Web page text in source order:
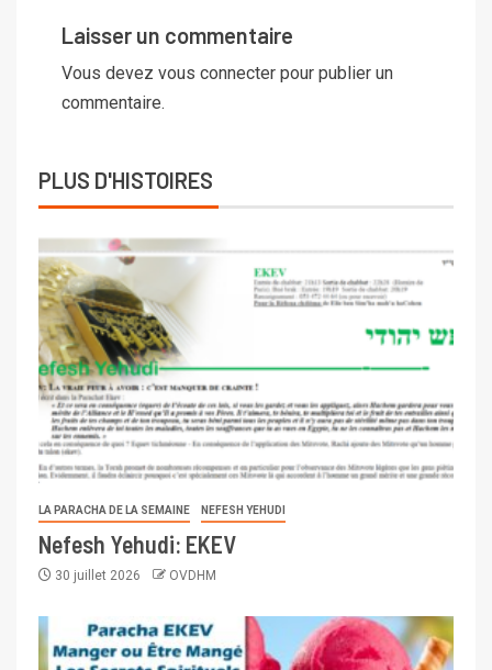
Laisser un commentaire
Vous devez vous connecter pour publier un
commentaire.
PLUS D'HISTOIRES
LA PARACHA DE LA SEMAINE NEFESH YEHUDI
Nefesh Yehudi: EKEV
30 juillet 2026 OVDHM